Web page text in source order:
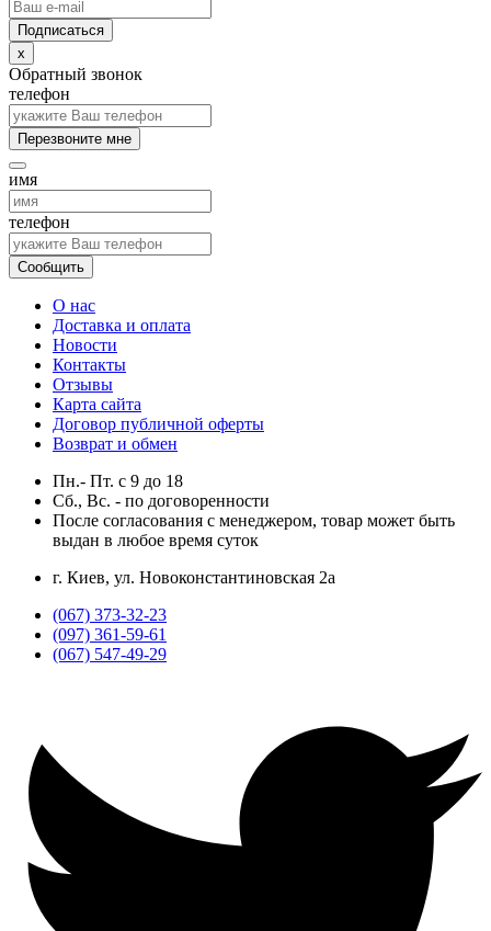
x
Обратный звонок
телефон
Перезвоните мне
имя
телефон
Сообщить
О нас
Доставка и оплата
Новости
Контакты
Отзывы
Карта сайта
Договор публичной оферты
Возврат и обмен
Пн.- Пт. с 9 до 18
Сб., Вс. - по договоренности
После согласования с менеджером, товар может быть
выдан в любое время суток
г. Киев, ул. Новоконстантиновская 2а
(067) 373-32-23
(097) 361-59-61
(067) 547-49-29